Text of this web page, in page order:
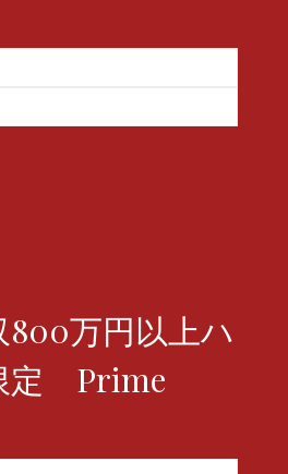
800万円以上ハ
定 Prime